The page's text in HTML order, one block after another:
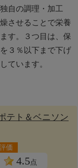
自の調理・加工
させることで栄養
す。３つ目は、保
３％以下まで下げ
ています。
テト＆ベニソン
価
4.5 点